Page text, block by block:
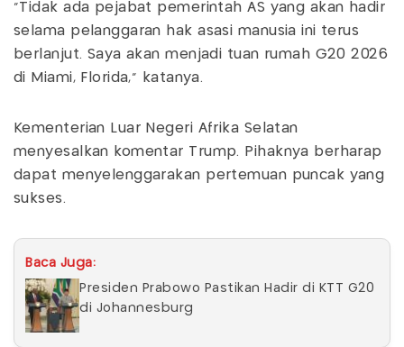
"Tidak ada pejabat pemerintah AS yang akan hadir
selama pelanggaran hak asasi manusia ini terus
berlanjut. Saya akan menjadi tuan rumah G20 2026
di Miami, Florida," katanya.
Kementerian Luar Negeri Afrika Selatan
menyesalkan komentar Trump. Pihaknya berharap
dapat menyelenggarakan pertemuan puncak yang
sukses.
Baca Juga:
Presiden Prabowo Pastikan Hadir di KTT G20
di Johannesburg